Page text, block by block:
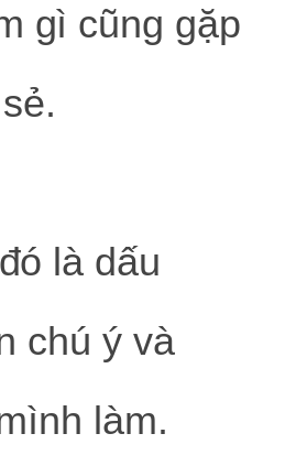
gì cũng gặp
là dấu
chú ý và
làm.